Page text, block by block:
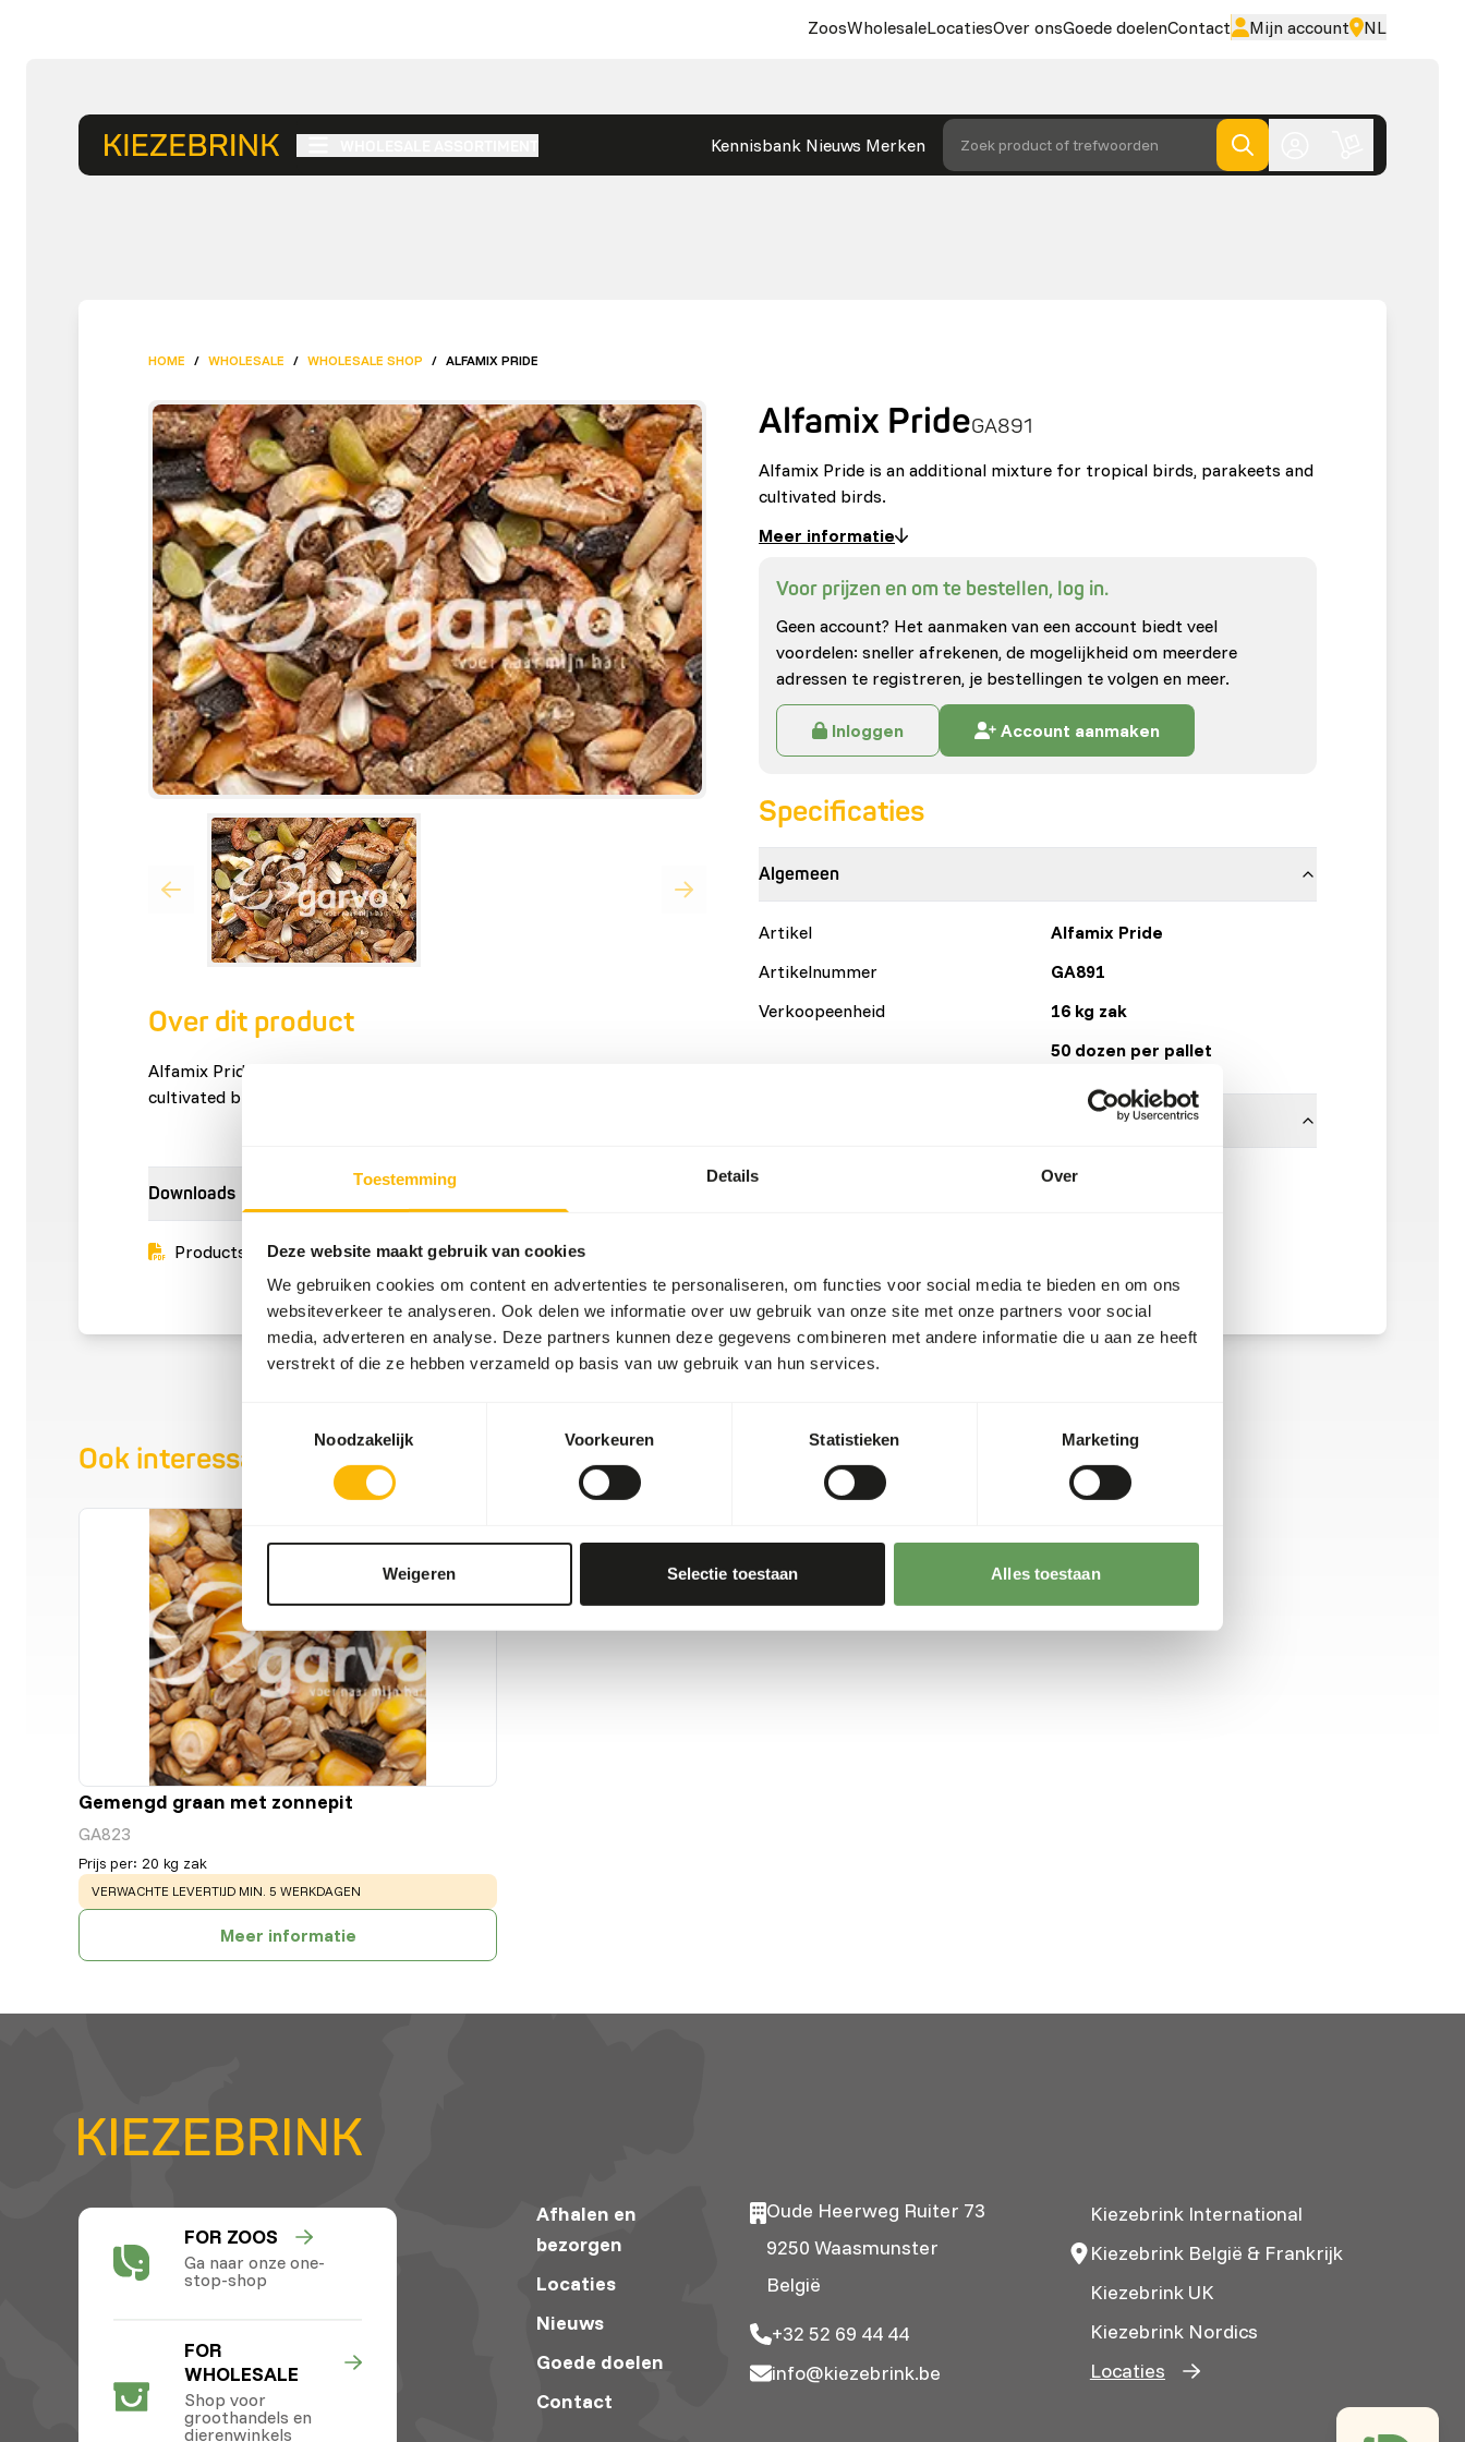
Toestemming Details Over
Deze website maakt gebruik van cookies
We gebruiken cookies om content en advertenties te personaliseren, om functies voor social media te bieden en om ons
websiteverkeer te analyseren. Ook delen we informatie over uw gebruik van onze site met onze partners voor social
media, adverteren en analyse. Deze partners kunnen deze gegevens combineren met andere informatie die u aan ze heeft
verstrekt of die ze hebben verzameld op basis van uw gebruik van hun services.
Noodzakelijk
Voorkeuren Statistieken Marketing
Weigeren Selectie toestaan Alles toestaan
ZoosWholesaleLocatiesOver onsGoede doelenContact Mijn account NL
Kennisbank Nieuws Merken Zoek product of trefwoorden
HOME / WHOLESALE / WHOLESALE SHOP / ALFAMIX PRIDE
Over dit product
Alfamix Pride is an additional mixture for tropical birds, parakeets and
cultivated birds.
Downloads
Productsheet
Alfamix PrideGA891
Alfamix Pride is an additional mixture for tropical birds, parakeets and
cultivated birds.
Meer informatie
Voor prijzen en om te bestellen, log in.
Geen account? Het aanmaken van een account biedt veel
voordelen: sneller afrekenen, de mogelijkheid om meerdere
adressen te registreren, je bestellingen te volgen en meer.
Inloggen Account aanmaken
Specificaties
Algemeen
Artikel
Alfamix Pride
Artikelnummer
GA891
Verkoopeenheid
16 kg zak
50 dozen per pallet
Garvo
Ook interessant
Gemengd graan met zonnepit
GA823
Prijs per: 20 kg zak
WARNING:
VERWACHTE LEVERTIJD MIN. 5 WERKDAGEN
Meer informatie
FOR ZOOS
Ga naar onze one-
stop-shop
FOR
WHOLESALE
Shop voor
groothandels en
dierenwinkels
Afhalen en
bezorgen
Locaties
Nieuws
Goede doelen
Contact
Oude Heerweg Ruiter 73
9250 Waasmunster
België
+32 52 69 44 44
info@kiezebrink.be
Kiezebrink International
Kiezebrink België & Frankrijk
Kiezebrink UK
Kiezebrink Nordics
Locaties